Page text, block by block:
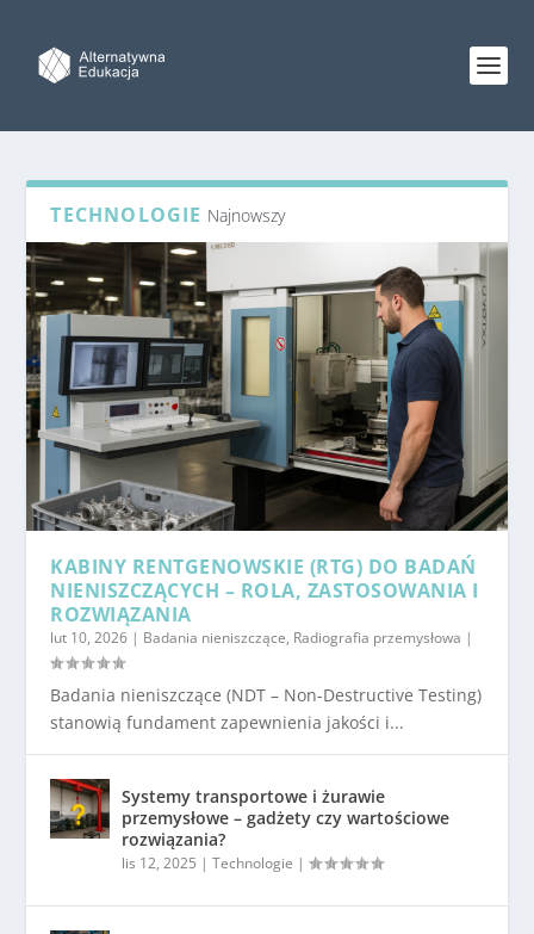
TECHNOLOGIE Najnowszy
KABINY RENTGENOWSKIE (RTG) DO BADAŃ
NIENISZCZĄCYCH – ROLA, ZASTOSOWANIA I
ROZWIĄZANIA
lut 10, 2026 | Badania nieniszczące, Radiografia przemysłowa |
Badania nieniszczące (NDT – Non-Destructive Testing)
stanowią fundament zapewnienia jakości i...
Systemy transportowe i żurawie
przemysłowe – gadżety czy wartościowe
rozwiązania?
lis 12, 2025 |Technologie |